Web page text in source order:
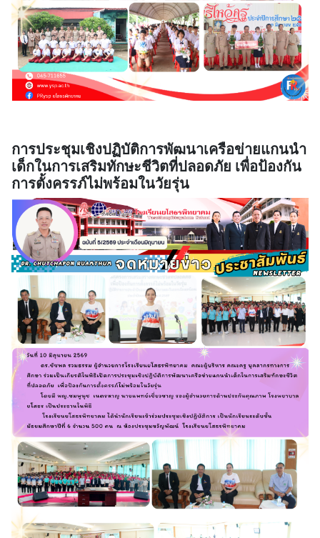
การประชุมเชิงปฏิบัติการพัฒนาเครือข่ายแกนนำ
เด็กในการเสริมทักษะชีวิตที่ปลอดภัย เพื่อป้องกัน
การตั้งครรภ์ไม่พร้อมในวัยรุ่น